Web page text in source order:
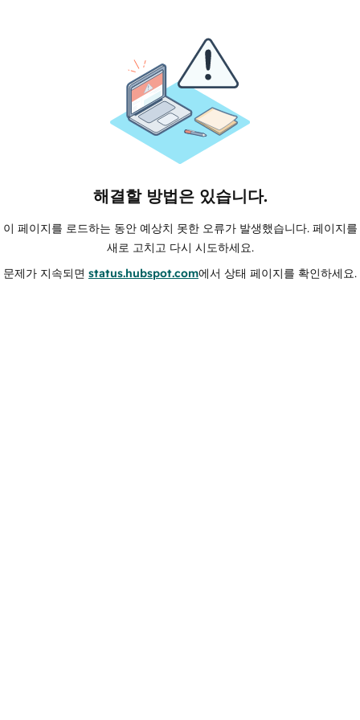
해결할 방법은 있습니다.
이 페이지를 로드하는 동안 예상치 못한 오류가 발생했습니다. 페이지를
새로 고치고 다시 시도하세요.
문제가 지속되면 status.hubspot.com에서 상태 페이지를 확인하세요.